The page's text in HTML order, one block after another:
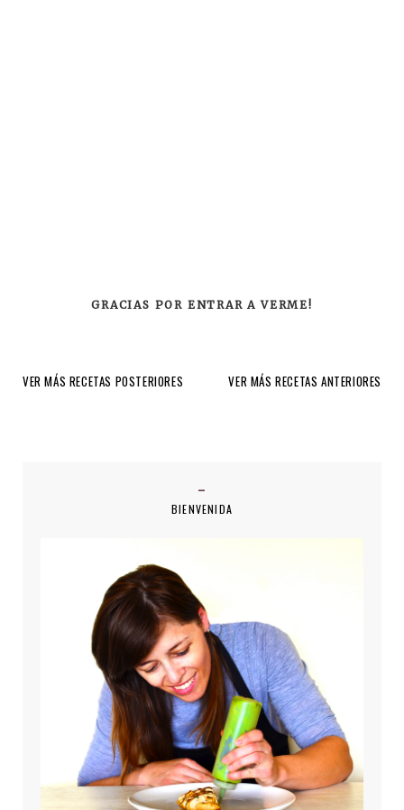
GRACIAS POR ENTRAR A VERME!
VER MÁS RECETAS POSTERIORES VER MÁS RECETAS ANTERIORES
BIENVENIDA